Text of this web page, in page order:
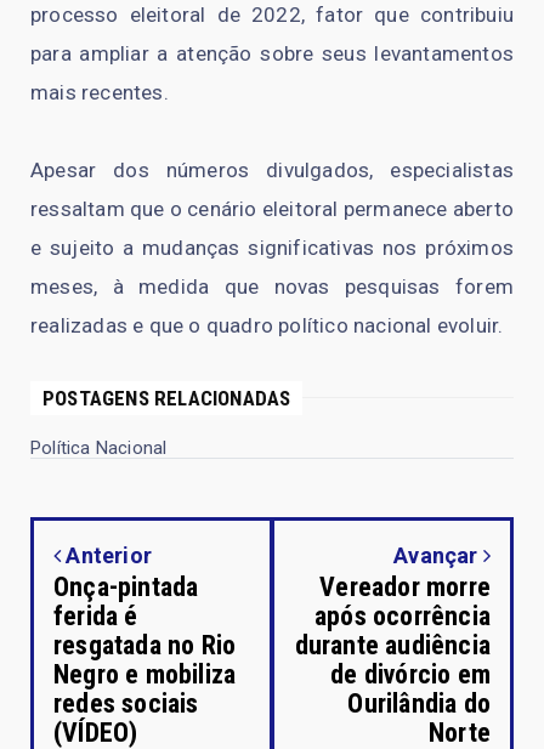
processo eleitoral de 2022, fator que contribuiu
para ampliar a atenção sobre seus levantamentos
mais recentes.
Apesar dos números divulgados, especialistas
ressaltam que o cenário eleitoral permanece aberto
e sujeito a mudanças significativas nos próximos
meses, à medida que novas pesquisas forem
realizadas e que o quadro político nacional evoluir.
POSTAGENS RELACIONADAS
Política Nacional
Anterior
Onça-pintada
ferida é
resgatada no Rio
Negro e mobiliza
redes sociais
(VÍDEO)
Avançar
Vereador morre
após ocorrência
durante audiência
de divórcio em
Ourilândia do
Norte